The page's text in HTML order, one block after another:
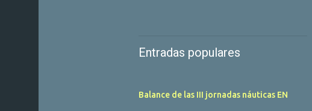
Entradas populares
Balance de las III jornadas náuticas EN